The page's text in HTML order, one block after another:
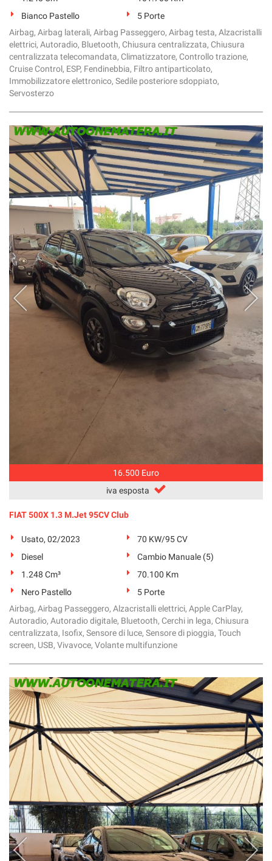
Bianco Pastello
5 Porte
Airbag, Airbag laterali, Airbag Passeggero, Airbag testa, Alzacristalli
elettrici, Autoradio, Bluetooth, Chiusura centralizzata, Chiusura
centralizzata telecomandata, Climatizzatore, Controllo trazione,
Cruise Control, ESP, Fendinebbia, Filtro antiparticolato,
Immobilizzatore elettronico, Sedile posteriore sdoppiato,
Servosterzo
16.500 Euro
iva esposta
FIAT 500X 1.3 M.Jet 95CV Club
Usato, 02/2023
70 KW/95 CV
Diesel
Cambio Manuale (5)
1.248 Cm³
70.100 Km
Nero Pastello
5 Porte
Airbag, Airbag Passeggero, Alzacristalli elettrici, Apple CarPlay,
Autoradio, Autoradio digitale, Bluetooth, Cerchi in lega, Chiusura
centralizzata, Isofix, Sensore di luce, Sensore di pioggia, Touch
screen, USB, Vivavoce, Volante multifunzione